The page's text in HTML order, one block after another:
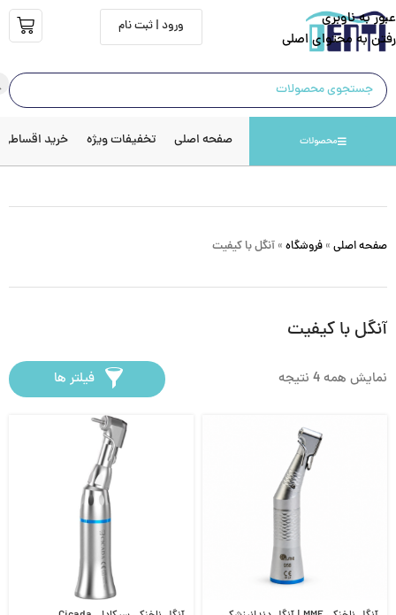
عبور به ناوبری
رفتن به محتوای اصلی
ورود | ثبت نام
محصولات صفحه اصلی تخفیفات ویژه خرید اقساطی
صفحه اصلی » فروشگاه » آنگل با کیفیت
آنگل با کیفیت
نمایش همه 4 نتیجه فیلتر ها